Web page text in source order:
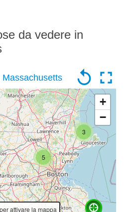
da vedere in